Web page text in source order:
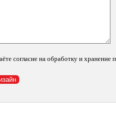
согласие на обработку и хранение